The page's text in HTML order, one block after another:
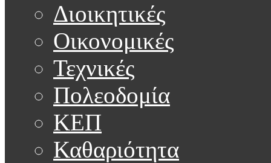
Διοικητικές
Οικονομικές
Τεχνικές
Πολεοδομία
ΚΕΠ
Καθαριότητα